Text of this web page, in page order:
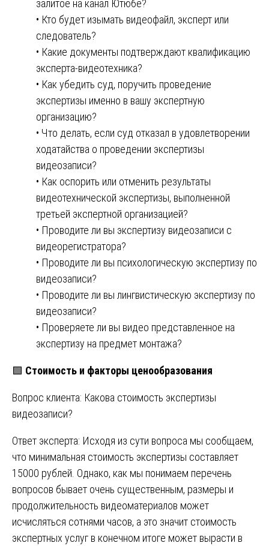
залитое на канал Ютюбе?
• Кто будет изымать видеофайл, эксперт или
следователь?
• Какие документы подтверждают квалификацию
эксперта-видеотехника?
• Как убедить суд, поручить проведение
экспертизы именно в вашу экспертную
организацию?
• Что делать, если суд отказал в удовлетворении
ходатайства о проведении экспертизы
видеозаписи?
• Как оспорить или отменить результаты
видеотехнической экспертизы, выполненной
третьей экспертной организацией?
• Проводите ли вы экспертизу видеозаписи с
видеорегистратора?
• Проводите ли вы психологическую экспертизу по
видеозаписи?
• Проводите ли вы лингвистическую экспертизу по
видеозаписи?
• Проверяете ли вы видео представленное на
экспертизу на предмет монтажа?
🟩 Стоимость и факторы ценообразования
Вопрос клиента: Какова стоимость экспертизы
видеозаписи?
Ответ эксперта: Исходя из сути вопроса мы сообщаем,
что минимальная стоимость экспертизы составляет
15000 рублей. Однако, как мы понимаем перечень
вопросов бывает очень существенным, размеры и
продолжительность видеоматериалов может
исчисляться сотнями часов, а это значит стоимость
экспертных услуг в конечном итоге может вырасти в